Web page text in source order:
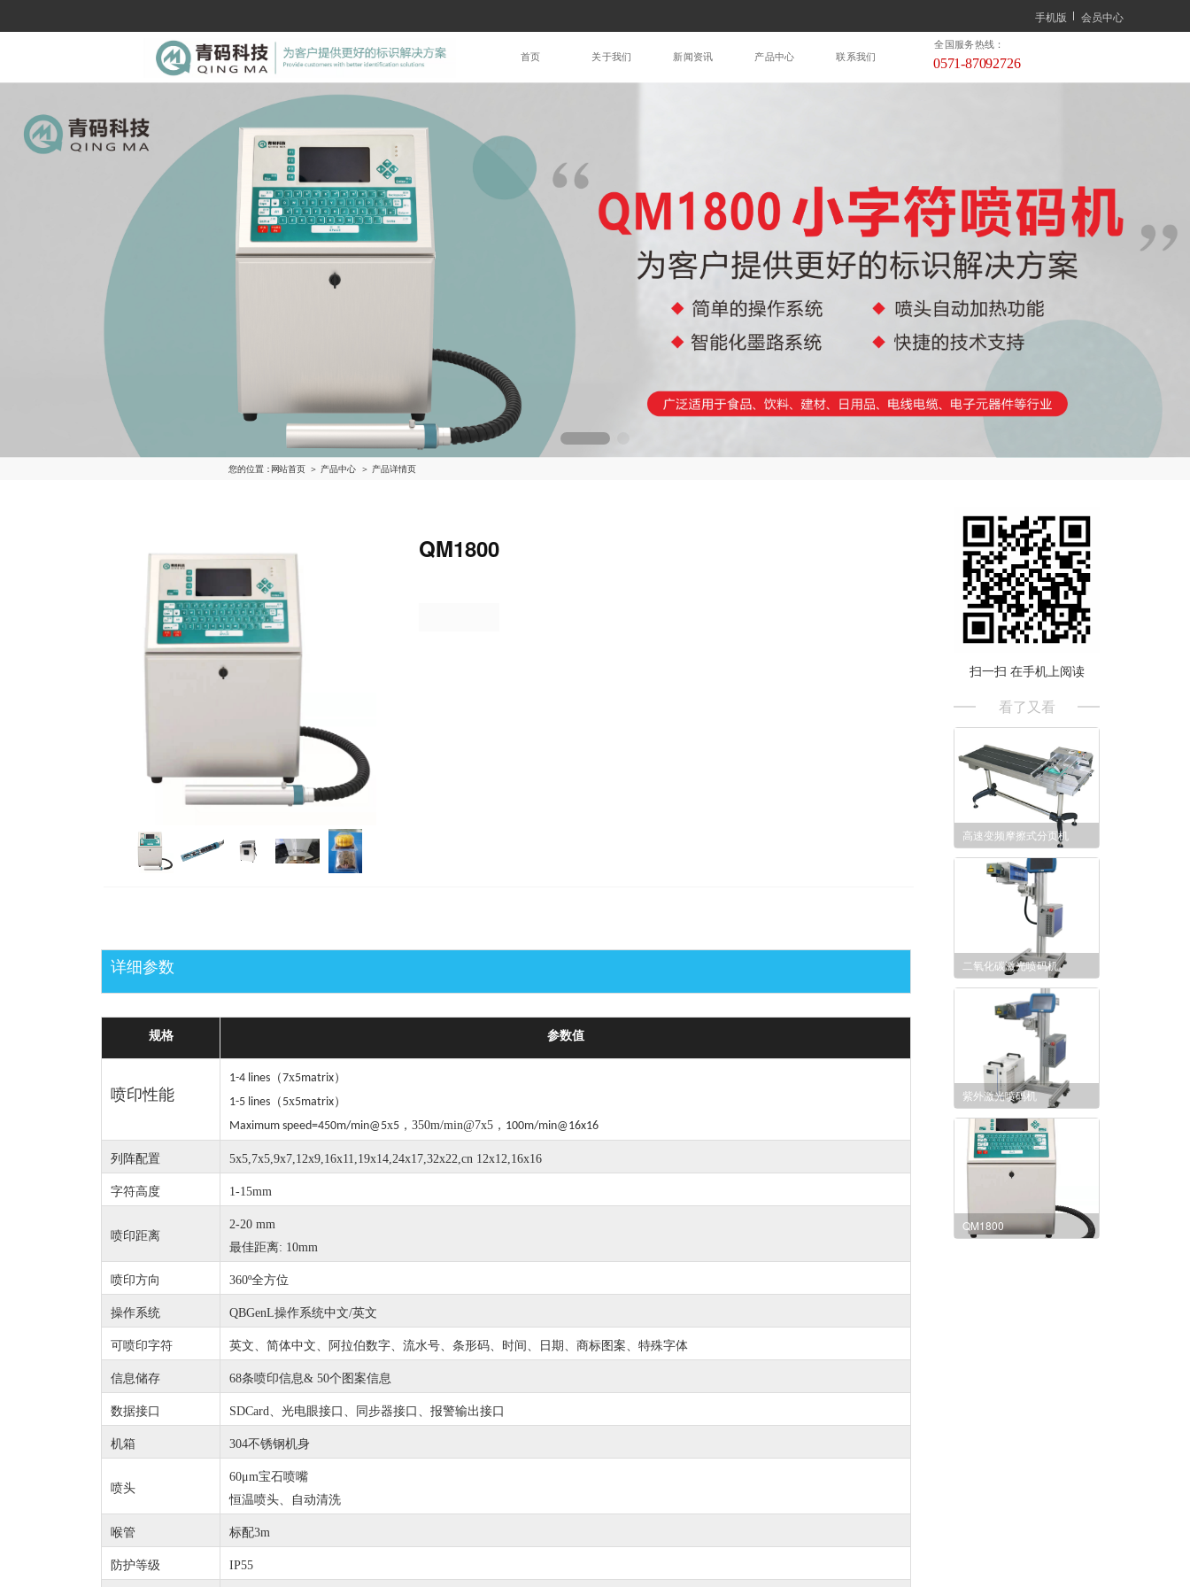
手机版 会员中心
首页 关于我们 新闻资讯 产品中心 联系我们
全国服务热线：
0571-87092726
您的位置：网站首页 ＞ 产品中心 ＞ 产品详情页
QM1800
详细参数
规格 参数值
喷印性能
1-4 lines （7x5matrix）
1-5 lines （ 5x5matrix）
Maximum speed=450m/min@5x5 ，350m/min@7x5， 100m/min@16x16
列阵配置 5x5,7x5,9x7,12x9,16x11,19x14,24x17,32x22,cn 12x12,16x16
字符高度 1-15mm
喷印距离
2-20 mm
最佳距离: 10mm
喷印方向 360º全方位
操作系统 QBGenL操作系统中文/英文
可喷印字符 英文、简体中文、阿拉伯数字、流水号、条形码、时间、日期、商标图案、特殊字体
信息储存 68条喷印信息& 50个图案信息
数据接口 SDCard、光电眼接口、同步器接口、报警输出接口
机箱 304不锈钢机身
喷头
60μm宝石喷嘴
恒温喷头、自动清洗
喉管 标配3m
防护等级 IP55
扫一扫 在手机上阅读
看了又看
高速变频摩擦式分页机
二氧化碳激光喷码机
紫外激光喷码机
QM1800